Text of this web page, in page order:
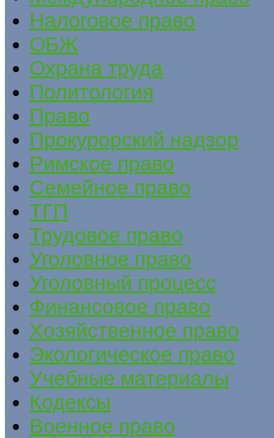
Налоговое право
ОБЖ
Охрана труда
Политология
Право
Прокурорский надзор
Римское право
Семейное право
ТГП
Трудовое право
Уголовное право
Уголовный процесс
Финансовое право
Хозяйственное право
Экологическое право
Учебные материалы
Кодексы
Военное право